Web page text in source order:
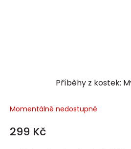
Příběhy z kostek:
Momentálně nedostupné
299 Kč